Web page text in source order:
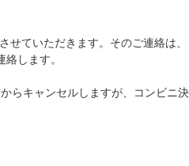
ていただきます。そのご連絡は、
します。
らキャンセルしますが、コンビニ決